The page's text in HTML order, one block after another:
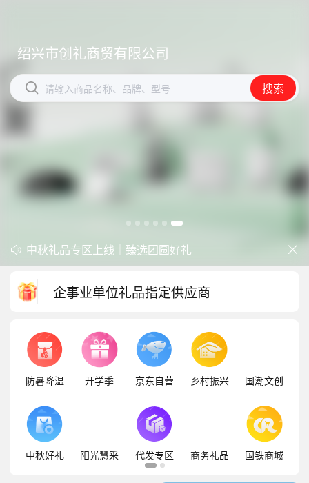
绍兴市创礼商贸有限公司
 请输入商品名称、品牌、型号 搜索
绍兴市创礼商贸有限公司
 请输入商品名称、品牌、型号 搜索

防暑降温一站式配齐，企业福利更省心
中秋礼品专区上线｜臻选团圆好礼

企事业单位礼品指定供应商
防暑降温 开学季 京东自营 乡村振兴 国潮文创
中秋好礼 阳光慧采 代发专区 商务礼品 国铁商城